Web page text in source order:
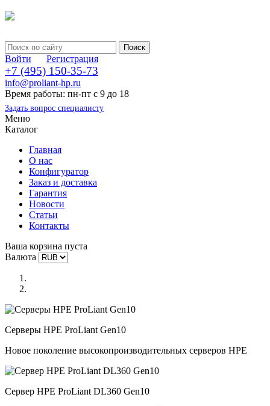
Войти Регистрация
+7 (495) 150-35-73
info@proliant-hp.ru
Время работы: пн-пт с 9 до 18
Задать вопрос специалисту
Меню
Каталог
Главная
О нас
Конфигуратор
Заказ и доставка
Гарантия
Новости
Статьи
Контакты
Ваша корзина пуста
Валюта
Серверы HPE ProLiant Gen10
Новое поколение высокопроизводительных серверов HPE
Сервер HPE ProLiant DL360 Gen10